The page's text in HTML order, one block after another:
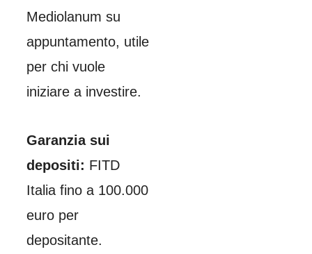
Mediolanum su
appuntamento, utile
per chi vuole
iniziare a investire.
Garanzia sui
depositi: FITD
Italia fino a 100.000
euro per
depositante.